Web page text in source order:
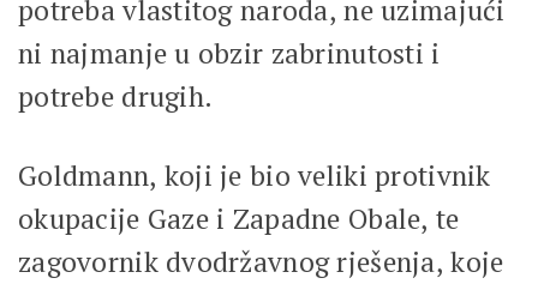
potreba vlastitog naroda, ne uzimajući
ni najmanje u obzir zabrinutosti i
potrebe drugih.
Goldmann, koji je bio veliki protivnik
okupacije Gaze i Zapadne Obale, te
zagovornik dvodržavnog rješenja, koje